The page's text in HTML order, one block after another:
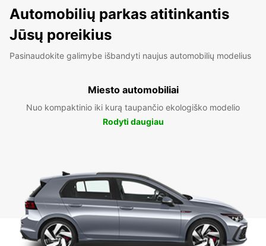
Automobilių parkas atitinkantis
Jūsų poreikius
Pasinaudokite galimybe išbandyti naujus automobilių modelius
Miesto automobiliai
Nuo kompaktinio iki kurą taupančio ekologiško modelio
Rodyti daugiau